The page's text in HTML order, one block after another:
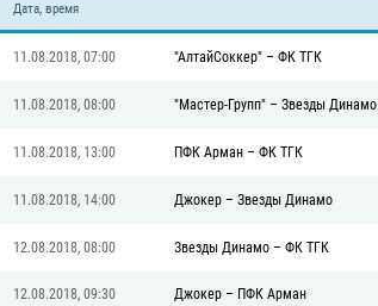
Дата, время
11.08.2018, 07:00 "АлтайСоккер" – ФК ТГК
11.08.2018, 08:00 "Мастер-Групп" – Звезды Динамо
11.08.2018, 13:00 ПФК Арман – ФК ТГК
11.08.2018, 14:00 Джокер – Звезды Динамо
12.08.2018, 08:00 Звезды Динамо – ФК ТГК
12.08.2018, 09:30 Джокер – ПФК Арман